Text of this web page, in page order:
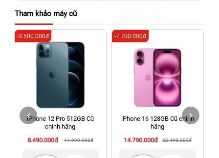
625 - 625A Âu Cơ, Tân Phú, Hồ Chí Minh (Quận Tân Phú cũ)
326 Lê Văn Việt, Tăng Nhơn Phú, Hồ Chí Minh (Q.9 TP. Thủ
Đức cũ)
256 Võ Văn Ngân, Thủ Đức, Hồ Chí Minh (Bình Thọ, TP. Thủ
70 Nguyễn An Ninh, Dĩ An, Hồ Chí Minh (Bình Dương Cũ)
24h Vũng Tàu: 162A Ba Cu, Vũng Tàu, Hồ Chí Minh (TP. Vũng
Tàu cũ)
198 Hoàng Văn Thụ, Tân Sơn Nhất, Hồ Chí Minh (Tân Bình
Tham khảo máy cũ
iPhone 12 Pro 512GB Cũ
chính hãng
8.490.000đ
11.990.000đ
-3.500.000đ
iPhone 16 128GB Cũ chính
hãng
14.790.000đ
22.490.000đ
-7.700.000đ